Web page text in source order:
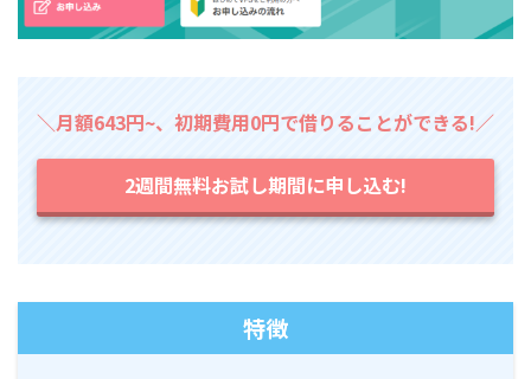
＼月額643円~、初期費用0円で借りることができる!／
2週間無料お試し期間に申し込む!
特徴